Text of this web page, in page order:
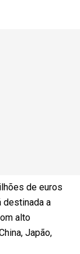
de euros
destinada a
alto
Japão,